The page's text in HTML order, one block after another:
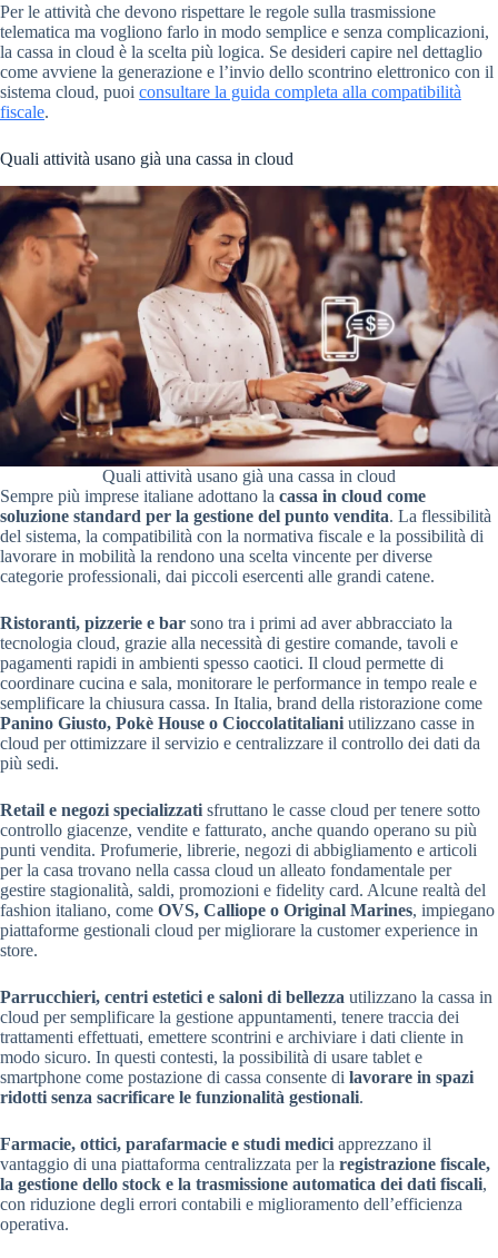
Per le attività che devono rispettare le regole sulla trasmissione
telematica ma vogliono farlo in modo semplice e senza complicazioni,
la cassa in cloud è la scelta più logica. Se desideri capire nel dettaglio
come avviene la generazione e l’invio dello scontrino elettronico con il
sistema cloud, puoi consultare la guida completa alla compatibilità
fiscale.
Quali attività usano già una cassa in cloud
Quali attività usano già una cassa in cloud
Sempre più imprese italiane adottano la cassa in cloud come
soluzione standard per la gestione del punto vendita. La flessibilità
del sistema, la compatibilità con la normativa fiscale e la possibilità di
lavorare in mobilità la rendono una scelta vincente per diverse
categorie professionali, dai piccoli esercenti alle grandi catene.
Ristoranti, pizzerie e bar sono tra i primi ad aver abbracciato la
tecnologia cloud, grazie alla necessità di gestire comande, tavoli e
pagamenti rapidi in ambienti spesso caotici. Il cloud permette di
coordinare cucina e sala, monitorare le performance in tempo reale e
semplificare la chiusura cassa. In Italia, brand della ristorazione come
Panino Giusto, Pokè House o Cioccolatitaliani utilizzano casse in
cloud per ottimizzare il servizio e centralizzare il controllo dei dati da
più sedi.
Retail e negozi specializzati sfruttano le casse cloud per tenere sotto
controllo giacenze, vendite e fatturato, anche quando operano su più
punti vendita. Profumerie, librerie, negozi di abbigliamento e articoli
per la casa trovano nella cassa cloud un alleato fondamentale per
gestire stagionalità, saldi, promozioni e fidelity card. Alcune realtà del
fashion italiano, come OVS, Calliope o Original Marines, impiegano
piattaforme gestionali cloud per migliorare la customer experience in
store.
Parrucchieri, centri estetici e saloni di bellezza utilizzano la cassa in
cloud per semplificare la gestione appuntamenti, tenere traccia dei
trattamenti effettuati, emettere scontrini e archiviare i dati cliente in
modo sicuro. In questi contesti, la possibilità di usare tablet e
smartphone come postazione di cassa consente di lavorare in spazi
ridotti senza sacrificare le funzionalità gestionali.
Farmacie, ottici, parafarmacie e studi medici apprezzano il
vantaggio di una piattaforma centralizzata per la registrazione fiscale,
la gestione dello stock e la trasmissione automatica dei dati fiscali,
con riduzione degli errori contabili e miglioramento dell’efficienza
operativa.